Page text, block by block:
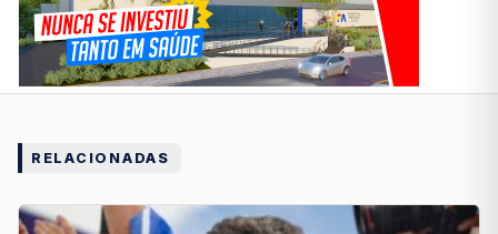
RELACIONADAS